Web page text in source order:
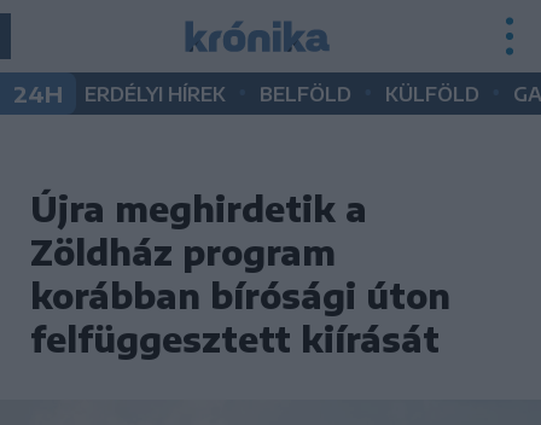
24H ERDÉLYI HÍREK BELFÖLD KÜLFÖLD
Újra meghirdetik a
Zöldház program
korábban bírósági úton
felfüggesztett kiírását